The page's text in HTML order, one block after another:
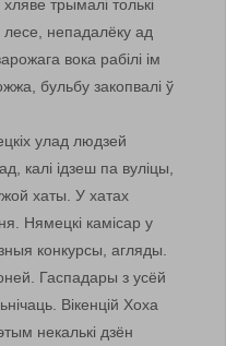
трымалі толькі
лесе, непадалёку ад
вока рабілі ім
бульбу закопвалі ў
улад людзей
калі ідзеш па вуліцы,
хаты. У хатах
Нямецкі камісар у
конкурсы, агляды.
Гаспадары з усёй
Вікенцій Хоха
некалькі дзён